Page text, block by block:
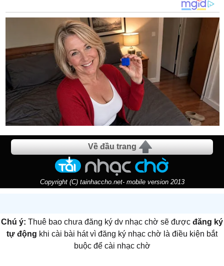
Về đầu trang
Copyright (C) tainhaccho.net- mobile version 2013
Chú ý: Thuê bao chưa đăng ký dv nhạc chờ sẽ được đăng ký
tự động khi cài bài hát vì đăng ký nhạc chờ là điều kiện bắt
buộc để cài nhạc chờ